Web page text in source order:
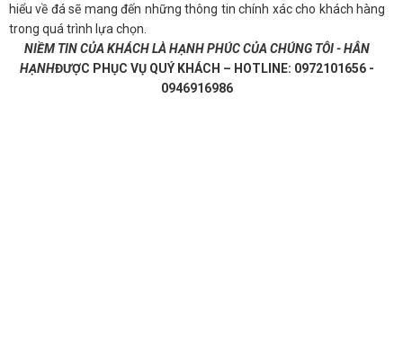
hiểu về đá sẽ mang đến những thông tin chính xác cho khách hàng
trong quá trình lựa chọn.
NIỀM TIN CỦA KHÁCH LÀ HẠNH PHÚC CỦA CHÚNG TÔI - HÂN
HẠNHĐƯỢC PHỤC VỤ QUÝ KHÁCH – HOTLINE: 0972101656 -
0946916986